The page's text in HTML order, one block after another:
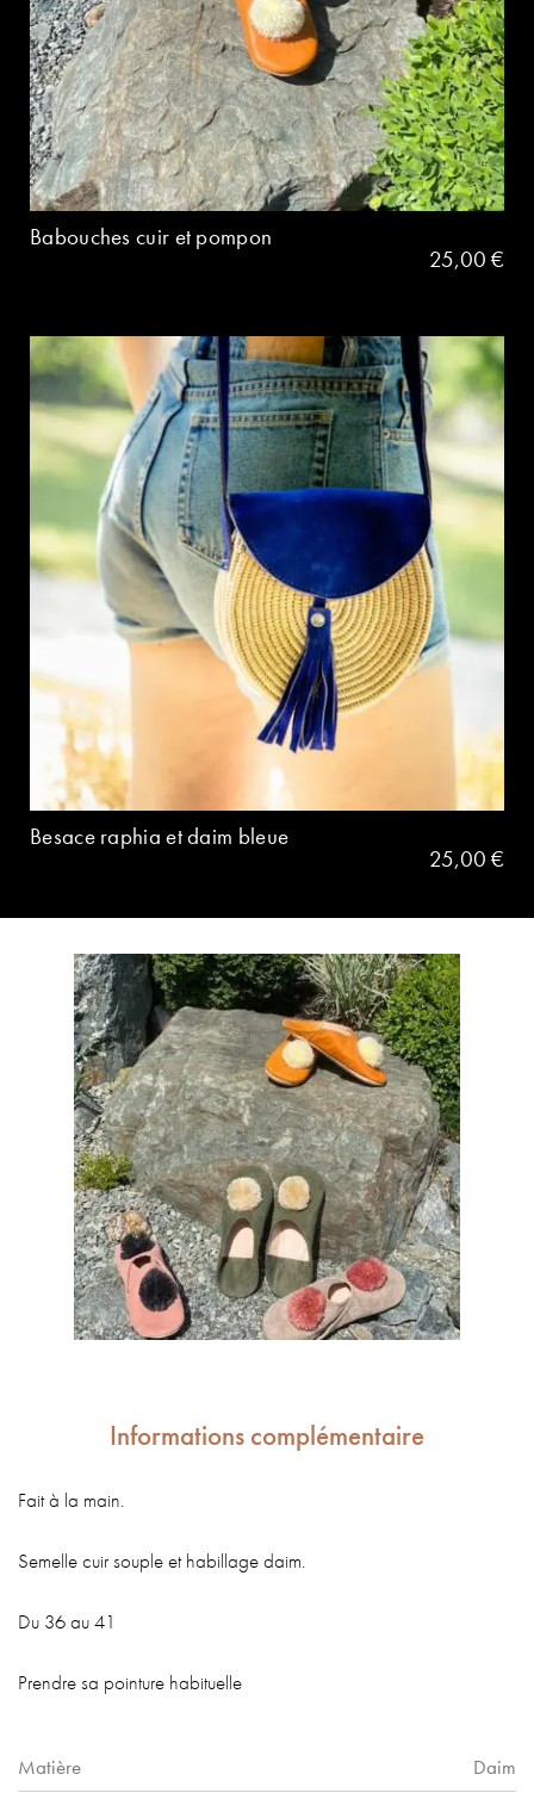
Babouches cuir et pompon
25,00 €
Besace raphia et daim bleue
25,00 €
Informations complémentaire
Fait à la main.
Semelle cuir souple et habillage daim.
Du 36 au 41
Prendre sa pointure habituelle
Matière Daim